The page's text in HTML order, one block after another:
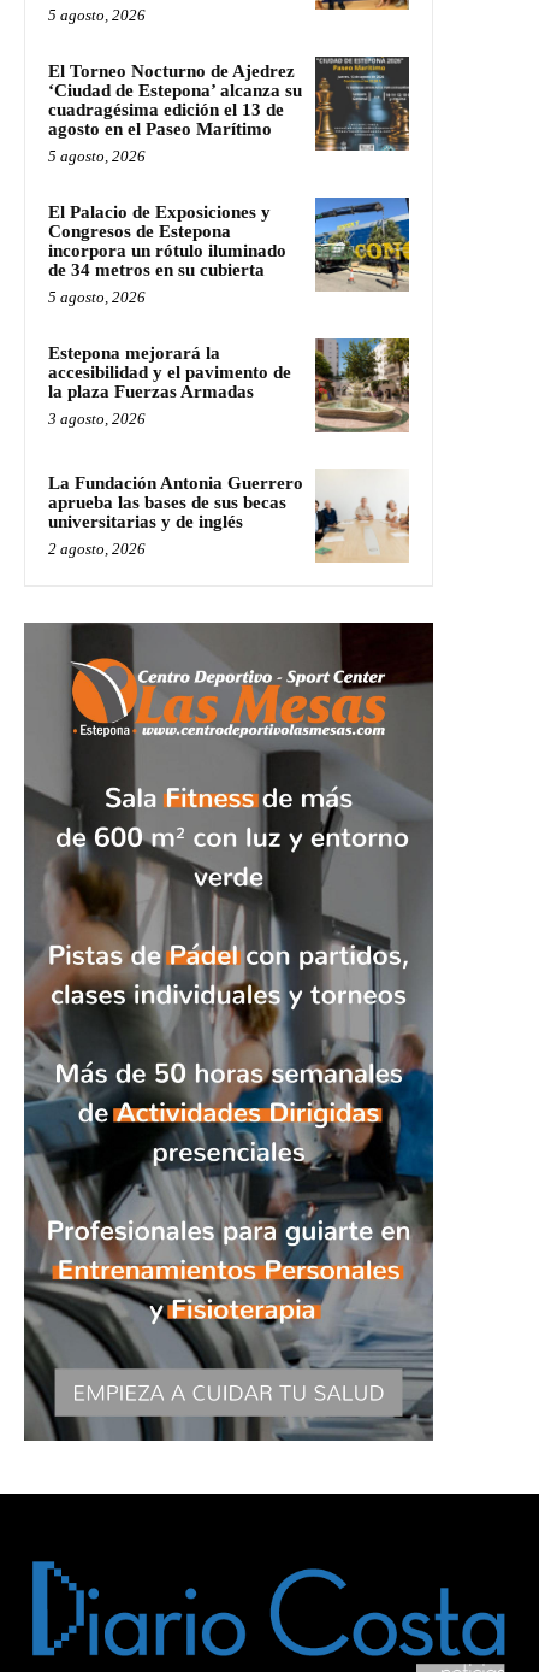
5 agosto, 2026
El Torneo Nocturno de Ajedrez
‘Ciudad de Estepona’ alcanza su
cuadragésima edición el 13 de
agosto en el Paseo Marítimo
5 agosto, 2026
El Palacio de Exposiciones y
Congresos de Estepona
incorpora un rótulo iluminado
de 34 metros en su cubierta
5 agosto, 2026
Estepona mejorará la
accesibilidad y el pavimento de
la plaza Fuerzas Armadas
3 agosto, 2026
La Fundación Antonia Guerrero
aprueba las bases de sus becas
universitarias y de inglés
2 agosto, 2026